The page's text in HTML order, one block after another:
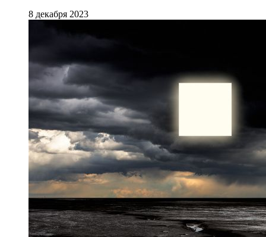
8 декабря 2023